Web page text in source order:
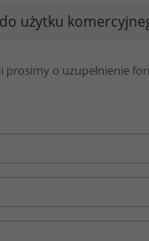
użytku
o uzupełnienie